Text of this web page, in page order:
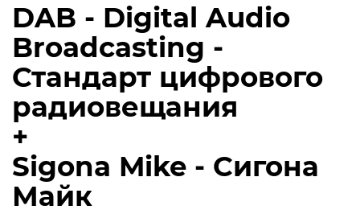
DAB - Digital Audio
Broadcasting -
Стандарт цифрового
радиовещания
+
Sigona Mike - Сигона
Майк